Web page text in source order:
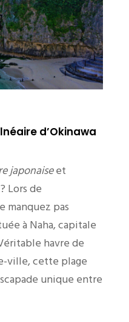
d’Okinawa
japonaiseet
Lors de
manquez pas
à Naha, capitale
havre de
ville, cette plage
unique entre